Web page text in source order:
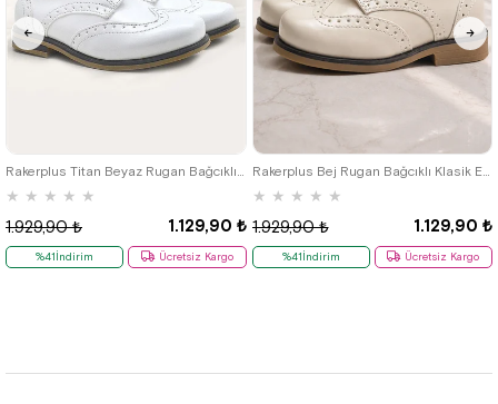
★ ★ ★ ★ ★
1.129,90 ₺
1.929,90 ₺
%41İndirim Ücretsiz Kargo
Rakerplus Bej Rugan Bağcıklı Klasik Erkek Çocuk Ayakkabı
★ ★ ★ ★ ★
1.129,90 ₺
1.929,90 ₺
%41İndirim Ücretsiz Kargo
25